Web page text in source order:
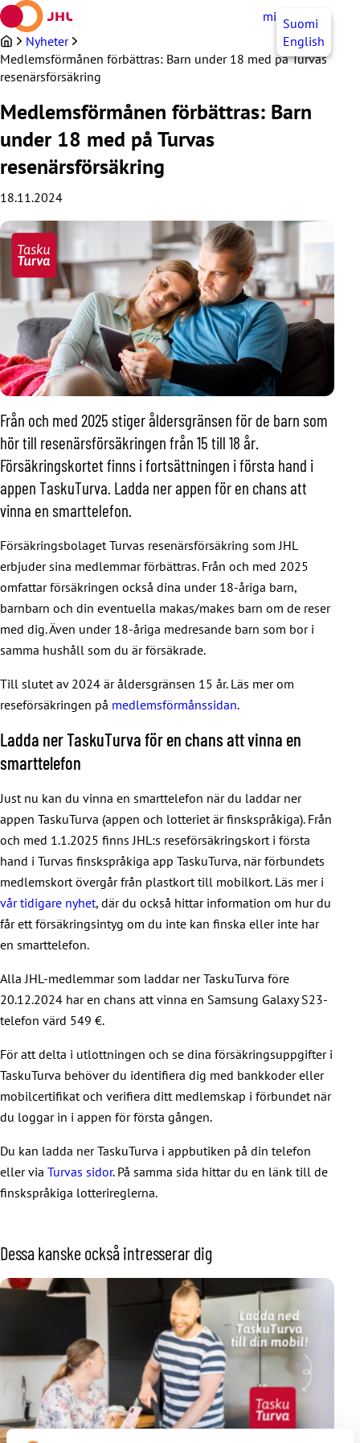
Hoppa
till
innehållet
mittJHL SV
Suomi
English
Nyheter
Medlemsförmånen förbättras: Barn under 18 med på Turvas
resenärsförsäkring
Medlemsförmånen förbättras: Barn
under 18 med på Turvas
resenärsförsäkring
18.11.2024
Från och med 2025 stiger åldersgränsen för de barn som
hör till resenärsförsäkringen från 15 till 18 år.
Försäkringskortet finns i fortsättningen i första hand i
appen TaskuTurva. Ladda ner appen för en chans att
vinna en smarttelefon.
Försäkringsbolaget Turvas resenärsförsäkring som JHL
erbjuder sina medlemmar förbättras. Från och med 2025
omfattar försäkringen också dina under 18-åriga barn,
barnbarn och din eventuella makas/makes barn om de reser
med dig. Även under 18-åriga medresande barn som bor i
samma hushåll som du är försäkrade.
Till slutet av 2024 är åldersgränsen 15 år. Läs mer om
reseförsäkringen på medlemsförmånssidan.
Ladda ner TaskuTurva för en chans att vinna en
smarttelefon
Just nu kan du vinna en smarttelefon när du laddar ner
appen TaskuTurva (appen och lotteriet är finskspråkiga). Från
och med 1.1.2025 finns JHL:s reseförsäkringskort i första
hand i Turvas finskspråkiga app TaskuTurva, när förbundets
medlemskort övergår från plastkort till mobilkort. Läs mer i
vår tidigare nyhet, där du också hittar information om hur du
får ett försäkringsintyg om du inte kan finska eller inte har
en smarttelefon.
Alla JHL-medlemmar som laddar ner TaskuTurva före
20.12.2024 har en chans att vinna en Samsung Galaxy S23-
telefon värd 549 €.
För att delta i utlottningen och se dina försäkringsuppgifter i
TaskuTurva behöver du identifiera dig med bankkoder eller
mobilcertifikat och verifiera ditt medlemskap i förbundet när
du loggar in i appen för första gången.
Du kan ladda ner TaskuTurva i appbutiken på din telefon
eller via Turvas sidor. På samma sida hittar du en länk till de
finskspråkiga lotterireglerna.
Dessa kanske också intresserar dig